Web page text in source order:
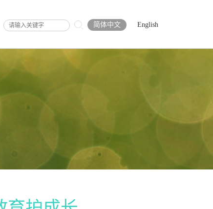
简体中文 English